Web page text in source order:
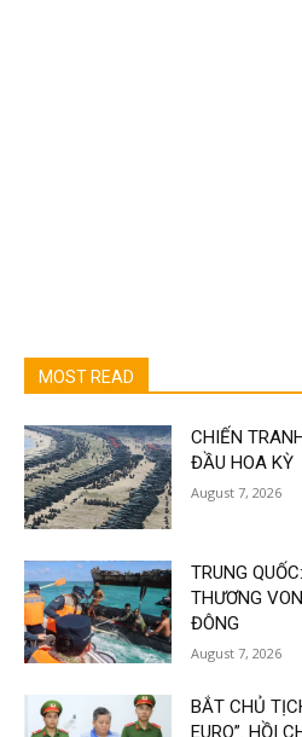
MOST READ
CHIẾN
ĐẦU HOA KỲ
August 7, 2026
TRUNG
THƯƠNG
ĐÔNG
August 7, 2026
BẮT CHỦ
EURO”. HỒI